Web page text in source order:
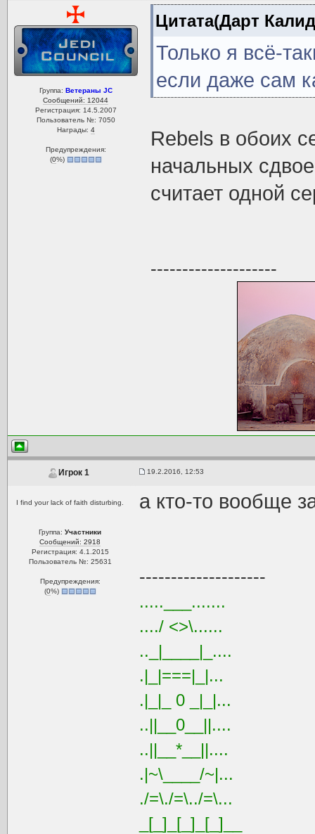
Группа: Ветераны JC
Сообщений: 12044
Регистрация: 14.5.2007
Пользователь №: 7050
Награды: 4
Предупреждения:
(0%)
Цитата(Дарт
Только я всё-
если даже сам
Rebels в обоих
начальных
считает одной
--------------------
Игрок 1 19.2.2016, 12:53
I find your lack of faith disturbing.
Группа:Участники
Сообщений: 2918
Регистрация: 4.1.2015
Пользователь №: 25631
Предупреждения:
(0%)
а кто-то вообще
--------------------
.....___.......
..../ <>\......
.._|____|_....
.|_|===|_|...
.|_|_ 0 _|_|...
..||__0__||....
..||__*__||....
.|~\____/~|...
./=\./=\../=\...
_[_]_[_]_[_]__